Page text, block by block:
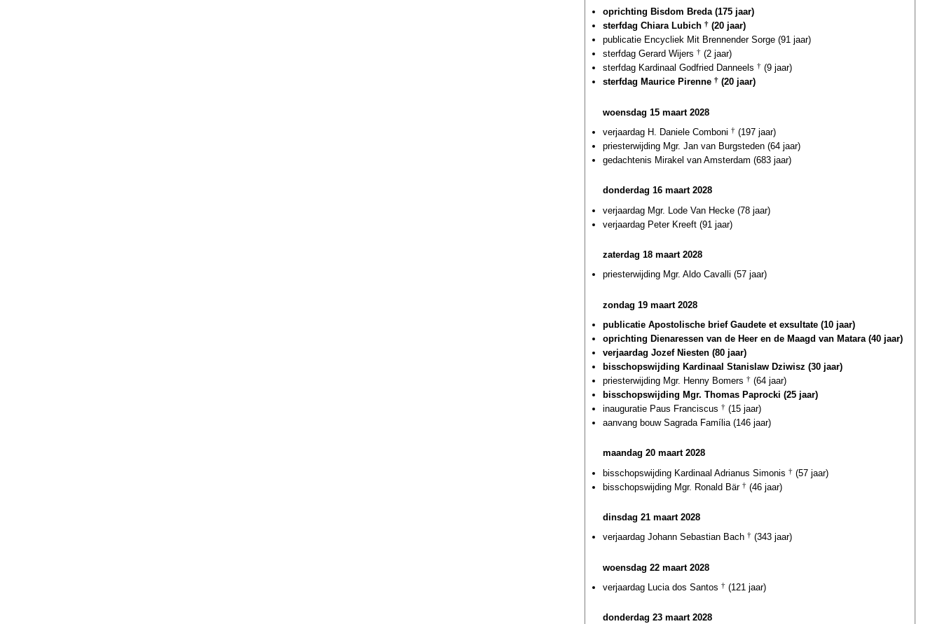
oprichting Bisdom Breda (175 jaar)
sterfdag Chiara Lubich † (20 jaar)
publicatie Encycliek Mit Brennender Sorge (91 jaar)
sterfdag Gerard Wijers † (2 jaar)
sterfdag Kardinaal Godfried Danneels † (9 jaar)
sterfdag Maurice Pirenne † (20 jaar)
woensdag 15 maart 2028
verjaardag H. Daniele Comboni † (197 jaar)
priesterwijding Mgr. Jan van Burgsteden (64 jaar)
gedachtenis Mirakel van Amsterdam (683 jaar)
donderdag 16 maart 2028
verjaardag Mgr. Lode Van Hecke (78 jaar)
verjaardag Peter Kreeft (91 jaar)
zaterdag 18 maart 2028
priesterwijding Mgr. Aldo Cavalli (57 jaar)
zondag 19 maart 2028
publicatie Apostolische brief Gaudete et exsultate (10 jaar)
oprichting Dienaressen van de Heer en de Maagd van Matara (40 jaar)
verjaardag Jozef Niesten (80 jaar)
bisschopswijding Kardinaal Stanislaw Dziwisz (30 jaar)
priesterwijding Mgr. Henny Bomers † (64 jaar)
bisschopswijding Mgr. Thomas Paprocki (25 jaar)
inauguratie Paus Franciscus † (15 jaar)
aanvang bouw Sagrada Família (146 jaar)
maandag 20 maart 2028
bisschopswijding Kardinaal Adrianus Simonis † (57 jaar)
bisschopswijding Mgr. Ronald Bär † (46 jaar)
dinsdag 21 maart 2028
verjaardag Johann Sebastian Bach † (343 jaar)
woensdag 22 maart 2028
verjaardag Lucia dos Santos † (121 jaar)
donderdag 23 maart 2028